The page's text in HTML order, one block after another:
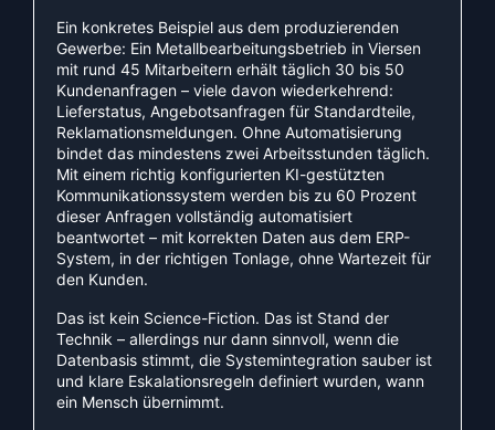
Ein konkretes Beispiel aus dem produzierenden
Gewerbe: Ein Metallbearbeitungsbetrieb in Viersen
mit rund 45 Mitarbeitern erhält täglich 30 bis 50
Kundenanfragen – viele davon wiederkehrend:
Lieferstatus, Angebotsanfragen für Standardteile,
Reklamationsmeldungen. Ohne Automatisierung
bindet das mindestens zwei Arbeitsstunden täglich.
Mit einem richtig konfigurierten KI-gestützten
Kommunikationssystem werden bis zu 60 Prozent
dieser Anfragen vollständig automatisiert
beantwortet – mit korrekten Daten aus dem ERP-
System, in der richtigen Tonlage, ohne Wartezeit für
den Kunden.
Das ist kein Science-Fiction. Das ist Stand der
Technik – allerdings nur dann sinnvoll, wenn die
Datenbasis stimmt, die Systemintegration sauber ist
und klare Eskalationsregeln definiert wurden, wann
ein Mensch übernimmt.